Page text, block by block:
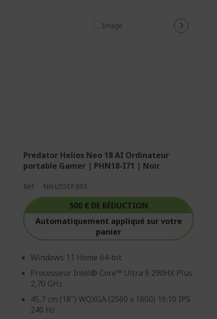
Predator Helios Neo 18 AI Ordinateur
portable Gamer | PHN18-I71 | Noir
Réf. NH.U55EF.003
500 € DE RÉDUCTION
Automatiquement appliqué sur votre
panier
Windows 11 Home 64-bit
Processeur Intel® Core™ Ultra 9 290HX Plus
2,70 GHz
45,7 cm (18") WQXGA (2560 x 1600) 16:10 IPS
240 Hz